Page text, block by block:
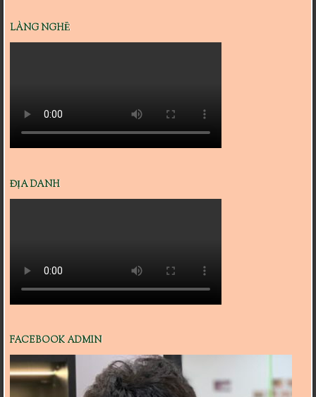
LÀNG NGHỀ
ĐỊA DANH
FACEBOOK ADMIN